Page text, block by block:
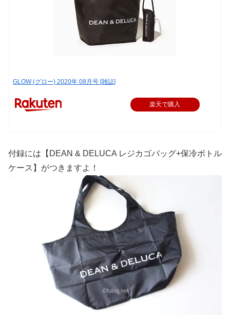
GLOW (グロー) 2020年 08月号 [雑誌]
楽天で購入
付録には【DEAN & DELUCA レジカゴバッグ+保冷ボトル
ケース】がつきますよ！